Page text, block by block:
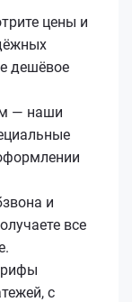
цены и
дешёвое
— наши
и
все
с